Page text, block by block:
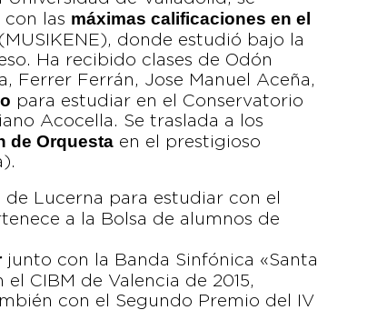
las máximas calificaciones en el
(MUSIKENE), donde estudió bajo la
Ha recibido clases de Odón
Ferrer Ferrán, Jose Manuel Aceña,
para estudiar en el Conservatorio
Acocella. Se traslada a los
de Orquesta en el prestigioso
Lucerna para estudiar con el
a la Bolsa de alumnos de
junto con la Banda Sinfónica «Santa
el CIBM de Valencia de 2015,
con el Segundo Premio del IV